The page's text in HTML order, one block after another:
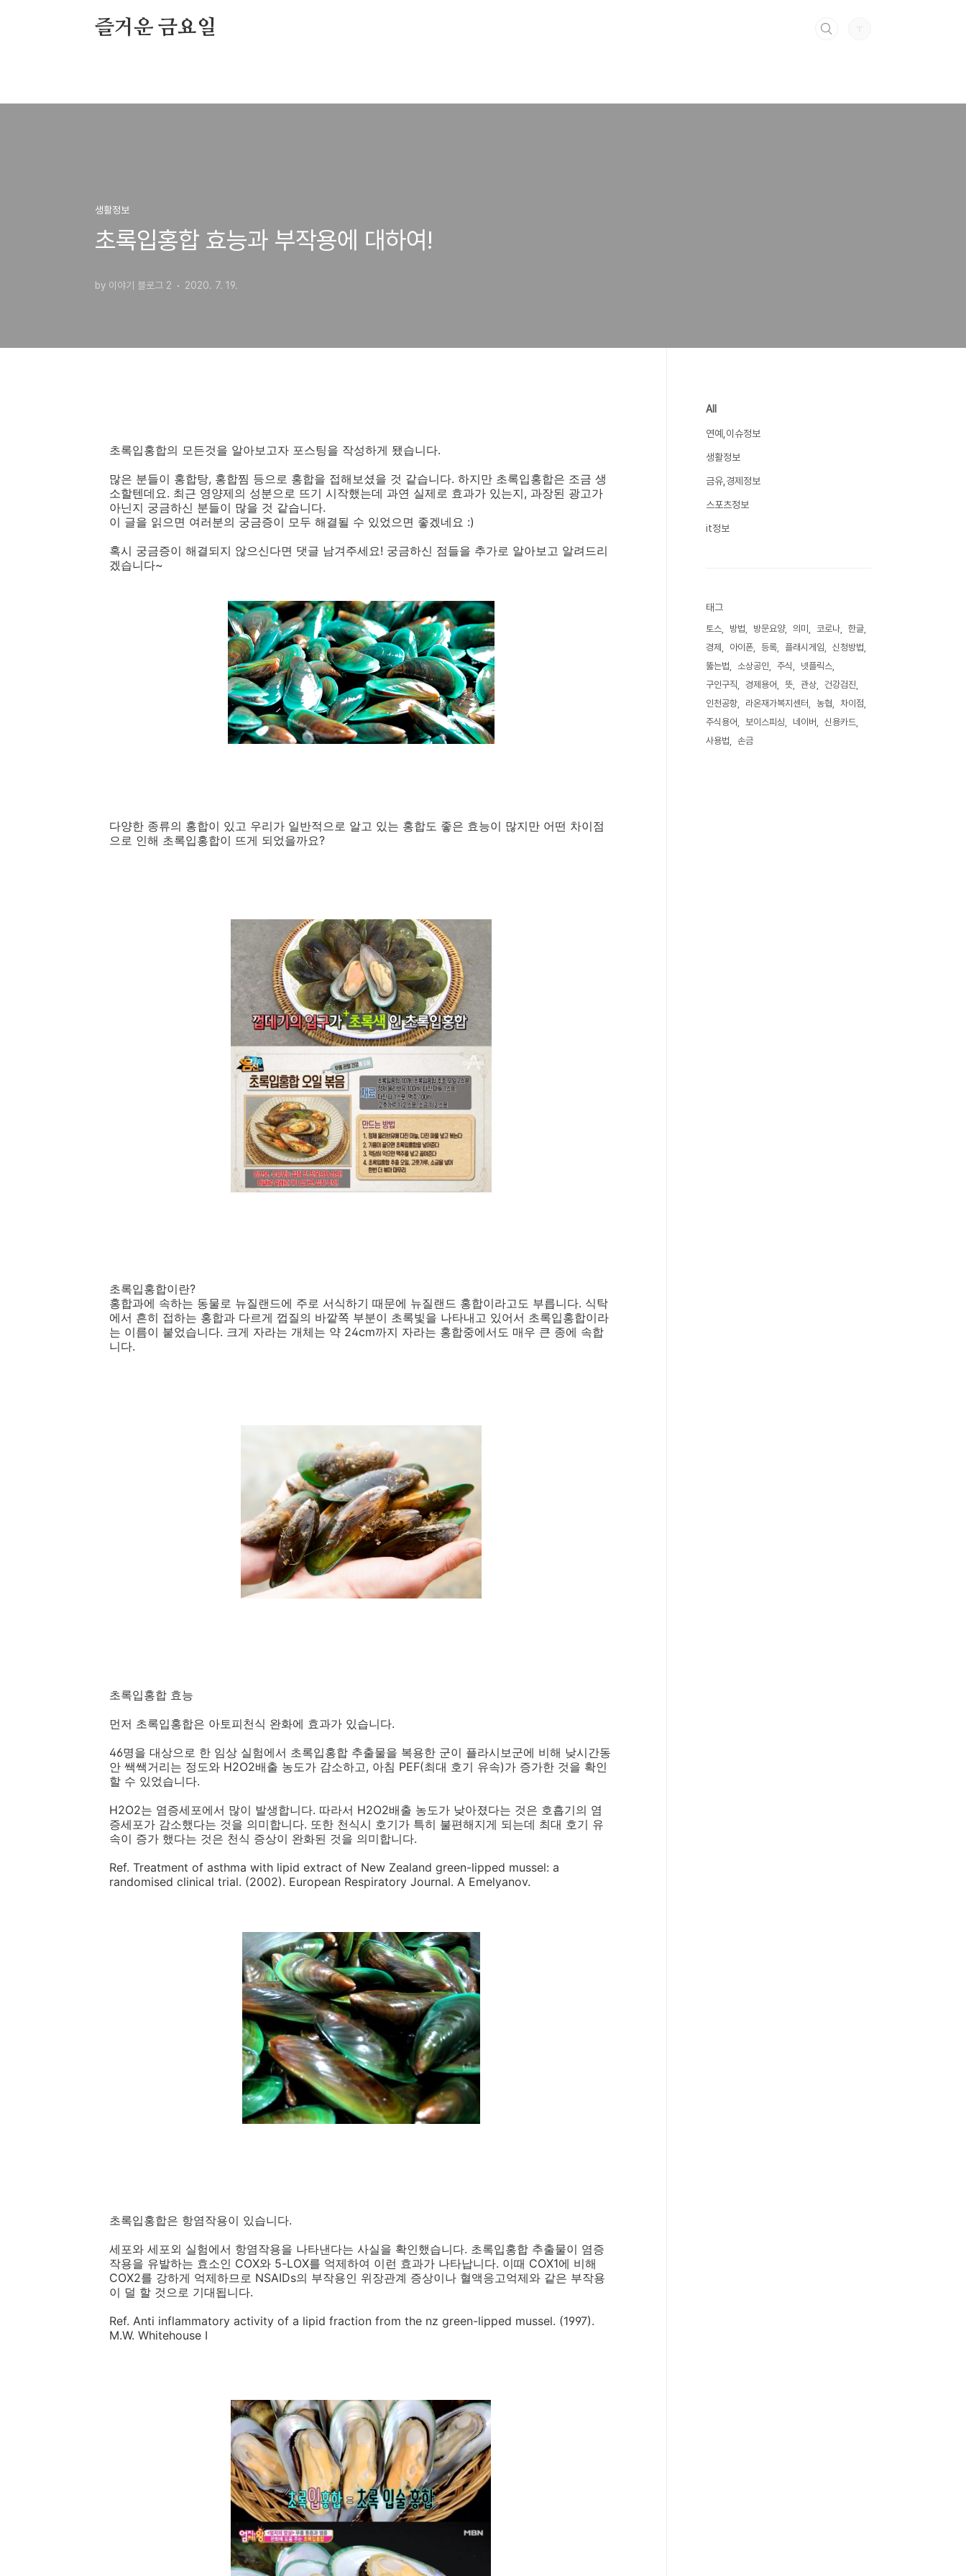
즐거운 금요일
생활정보
초록입홍합 효능과 부작용에 대하여!
by 이야기 블로그 2 2020. 7. 19.
초록입홍합의 모든것을 알아보고자 포스팅을 작성하게 됐습니다.
많은 분들이 홍합탕, 홍합찜 등으로 홍합을 접해보셨을 것 같습니다. 하지만 초록입홍합은 조금 생
소할텐데요. 최근 영양제의 성분으로 뜨기 시작했는데 과연 실제로 효과가 있는지, 과장된 광고가
아닌지 궁금하신 분들이 많을 것 같습니다.
이 글을 읽으면 여러분의 궁금증이 모두 해결될 수 있었으면 좋겠네요 :)
혹시 궁금증이 해결되지 않으신다면 댓글 남겨주세요! 궁금하신 점들을 추가로 알아보고 알려드리
겠습니다~
다양한 종류의 홍합이 있고 우리가 일반적으로 알고 있는 홍합도 좋은 효능이 많지만 어떤 차이점
으로 인해 초록입홍합이 뜨게 되었을까요?
초록입홍합이란?
홍합과에 속하는 동물로 뉴질랜드에 주로 서식하기 때문에 뉴질랜드 홍합이라고도 부릅니다. 식탁
에서 흔히 접하는 홍합과 다르게 껍질의 바깥쪽 부분이 초록빛을 나타내고 있어서 초록입홍합이라
는 이름이 붙었습니다. 크게 자라는 개체는 약 24cm까지 자라는 홍합중에서도 매우 큰 종에 속합
니다.
초록입홍합 효능
먼저 초록입홍합은 아토피천식 완화에 효과가 있습니다.
46명을 대상으로 한 임상 실험에서 초록입홍합 추출물을 복용한 군이 플라시보군에 비해 낮시간동
안 쌕쌕거리는 정도와 H2O2배출 농도가 감소하고, 아침 PEF(최대 호기 유속)가 증가한 것을 확인
할 수 있었습니다.
H2O2는 염증세포에서 많이 발생합니다. 따라서 H2O2배출 농도가 낮아졌다는 것은 호흡기의 염
증세포가 감소했다는 것을 의미합니다. 또한 천식시 호기가 특히 불편해지게 되는데 최대 호기 유
속이 증가 했다는 것은 천식 증상이 완화된 것을 의미합니다.
Ref. Treatment of asthma with lipid extract of New Zealand green-lipped mussel: a
randomised clinical trial. (2002). European Respiratory Journal. A Emelyanov.
초록입홍합은 항염작용이 있습니다.
세포와 세포외 실험에서 항염작용을 나타낸다는 사실을 확인했습니다. 초록입홍합 추출물이 염증
작용을 유발하는 효소인 COX와 5-LOX를 억제하여 이런 효과가 나타납니다. 이때 COX1에 비해
COX2를 강하게 억제하므로 NSAIDs의 부작용인 위장관계 증상이나 혈액응고억제와 같은 부작용
이 덜 할 것으로 기대됩니다.
Ref. Anti inflammatory activity of a lipid fraction from the nz green-lipped mussel. (1997).
M.W. Whitehouse I
All
연예,이슈정보
생활정보
금유,경제정보
스포츠정보
it정보
태그
토스 방법 방문요양 의미 코로나
한글
경제
아이폰 등록 플래시게임
신청방법
뚫는법
소상공인 주식
넷플릭스
구인구직
경제용어 뜻 관상
건강검진
인천공항
라온재가복지센터 농협
차이점
주식용어
보이스피싱 네이버
신용카드
사용법
손금